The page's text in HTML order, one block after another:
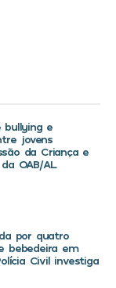
bullying e
jovens
da Criança e
OAB/AL
por quatro
bebedeira em
Civil investiga